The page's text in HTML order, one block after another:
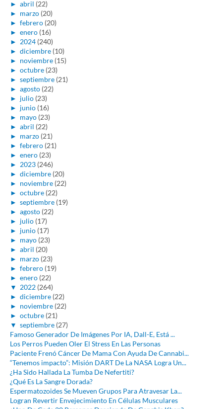
► abril (22)
► marzo (20)
► febrero (20)
► enero (16)
► 2024 (240)
► diciembre (10)
► noviembre (15)
► octubre (23)
► septiembre (21)
► agosto (22)
► julio (23)
► junio (16)
► mayo (23)
► abril (22)
► marzo (21)
► febrero (21)
► enero (23)
► 2023 (246)
► diciembre (20)
► noviembre (22)
► octubre (22)
► septiembre (19)
► agosto (22)
► julio (17)
► junio (17)
► mayo (23)
► abril (20)
► marzo (23)
► febrero (19)
► enero (22)
▼ 2022 (264)
► diciembre (22)
► noviembre (22)
► octubre (21)
▼ septiembre (27)
Famoso Generador De Imágenes Por IA, Dall-E, Está ...
Los Perros Pueden Oler El Stress En Las Personas
Paciente Frenó Cáncer De Mama Con Ayuda De Cannabi...
“Tenemos impacto”: Misión DART De La NASA Logra Un...
¿Ha Sido Hallada La Tumba De Nefertiti?
¿Qué Es La Sangre Dorada?
Espermatozoides Se Mueven Grupos Para Atravesar La...
Logran Revertir Envejecimiento En Células Musculares